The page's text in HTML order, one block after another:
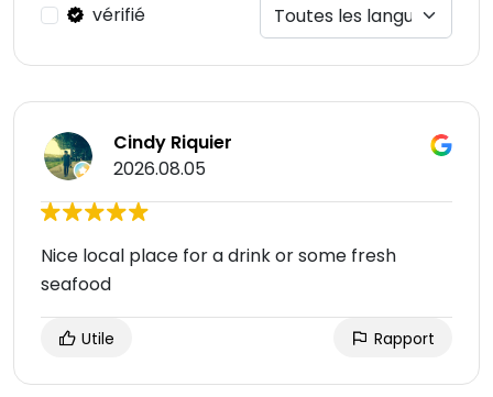
vérifié
Cindy Riquier
2026.08.05
Nice local place for a drink or some fresh
seafood
Utile Rapport